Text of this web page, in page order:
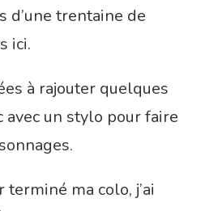
d’une trentaine de
ici.
à rajouter quelques
avec un stylo pour faire
terminé ma colo, j’ai